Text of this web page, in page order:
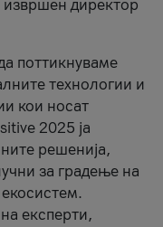
извршен директор
поттикнуваме
технологии и
кои носат
2025 ја
решенија,
за градење на
експерти,